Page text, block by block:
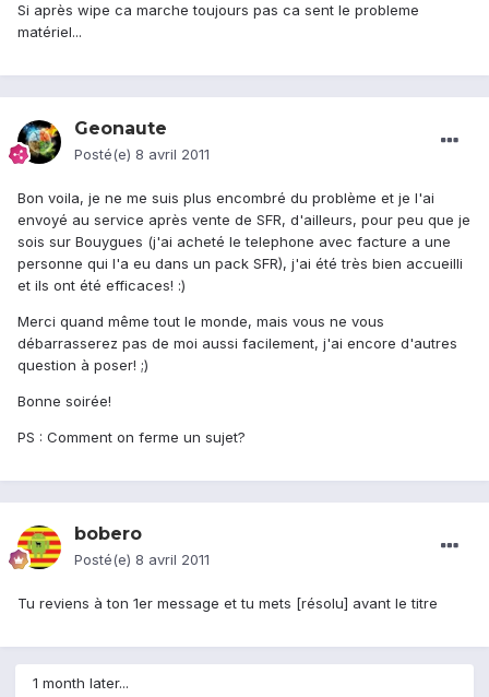
Si après wipe ca marche toujours pas ca sent le probleme
matériel...
Geonaute
Posté(e) 8 avril 2011
Bon voila, je ne me suis plus encombré du problème et je l'ai
envoyé au service après vente de SFR, d'ailleurs, pour peu que je
sois sur Bouygues (j'ai acheté le telephone avec facture a une
personne qui l'a eu dans un pack SFR), j'ai été très bien accueilli
et ils ont été efficaces! :)
Merci quand même tout le monde, mais vous ne vous
débarrasserez pas de moi aussi facilement, j'ai encore d'autres
question à poser! ;)
Bonne soirée!
PS : Comment on ferme un sujet?
bobero
Posté(e) 8 avril 2011
Tu reviens à ton 1er message et tu mets [résolu] avant le titre
1 month later...